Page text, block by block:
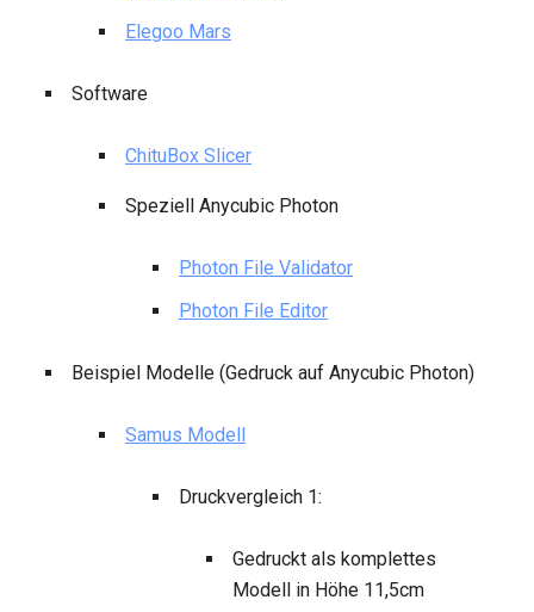
Elegoo Mars
Software
ChituBox Slicer
Speziell Anycubic Photon
Photon File Validator
Photon File Editor
Beispiel Modelle (Gedruck auf Anycubic Photon)
Samus Modell
Druckvergleich 1:
Gedruckt als komplettes
Modell in Höhe 11,5cm